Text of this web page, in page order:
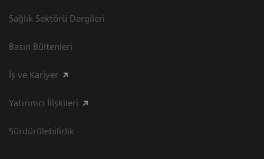
Sağlık Sektörü Dergileri
Basın Bültenleri
İş ve Kariyer
Yatırımcı İlişkileri
Sürdürülebilirlik